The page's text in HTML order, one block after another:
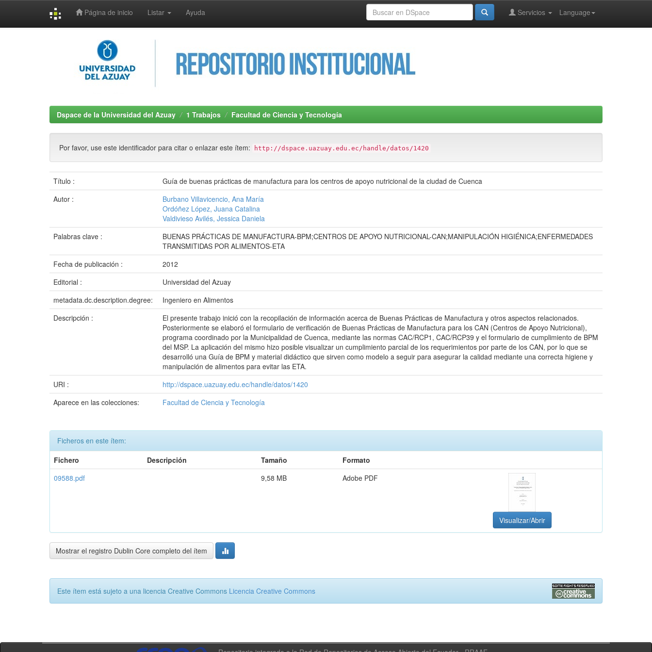
Página de inicio Listar Ayuda Language
Servicios
Dspace de la Universidad del Azuay 1 Trabajos Facultad de Ciencia y Tecnología
Por favor, use este identificador para citar o enlazar este ítem: http://dspace.uazuay.edu.ec/handle/datos/1420
Título :
Guía de buenas prácticas de manufactura para los centros de apoyo nutricional de la ciudad de Cuenca
Autor :
Burbano Villavicencio, Ana María
Ordóñez López, Juana Catalina
Valdivieso Avilés, Jessica Daniela
Palabras clave :
BUENAS PRÁCTICAS DE MANUFACTURA-BPM;CENTROS DE APOYO NUTRICIONAL-CAN;MANIPULACIÓN HIGIÉNICA;ENFERMEDADES
TRANSMITIDAS POR ALIMENTOS-ETA
Fecha de publicación :
2012
Editorial :
Universidad del Azuay
metadata.dc.description.degree:
Ingeniero en Alimentos
Descripción :
El presente trabajo inició con la recopilación de información acerca de Buenas Prácticas de Manufactura y otros aspectos relacionados.
Posteriormente se elaboró el formulario de verificación de Buenas Prácticas de Manufactura para los CAN (Centros de Apoyo Nutricional),
programa coordinado por la Municipalidad de Cuenca, mediante las normas CAC/RCP1, CAC/RCP39 y el formulario de cumplimiento de BPM
del MSP. La aplicación del mismo hizo posible visualizar un cumplimiento parcial de los requerimientos por parte de los CAN, por lo que se
desarrolló una Guía de BPM y material didáctico que sirven como modelo a seguir para asegurar la calidad mediante una correcta higiene y
manipulación de alimentos para evitar las ETA.
URI :
http://dspace.uazuay.edu.ec/handle/datos/1420
Aparece en las colecciones:
Facultad de Ciencia y Tecnología
Ficheros en este ítem:
Fichero
Descripción Tamaño
Formato
09588.pdf
9,58 MB Adobe PDF
Visualizar/Abrir
Mostrar el registro Dublin Core completo del ítem
Este ítem está sujeto a una licencia Creative Commons Licencia Creative Commons